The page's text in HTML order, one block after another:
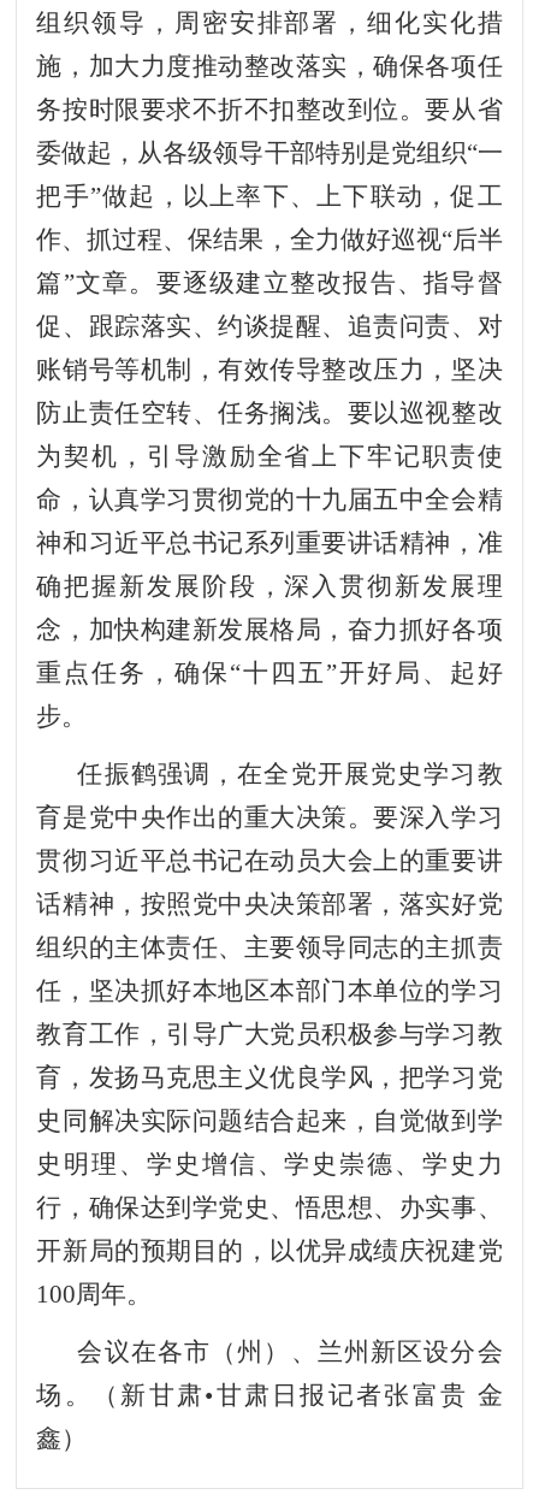
组织领导，周密安排部署，细化实化措
施，加大力度推动整改落实，确保各项任
务按时限要求不折不扣整改到位。要从省
委做起，从各级领导干部特别是党组织“一
把手”做起，以上率下、上下联动，促工
作、抓过程、保结果，全力做好巡视“后半
篇”文章。要逐级建立整改报告、指导督
促、跟踪落实、约谈提醒、追责问责、对
账销号等机制，有效传导整改压力，坚决
防止责任空转、任务搁浅。要以巡视整改
为契机，引导激励全省上下牢记职责使
命，认真学习贯彻党的十九届五中全会精
神和习近平总书记系列重要讲话精神，准
确把握新发展阶段，深入贯彻新发展理
念，加快构建新发展格局，奋力抓好各项
重点任务，确保“十四五”开好局、起好
步。
任振鹤强调，在全党开展党史学习教
育是党中央作出的重大决策。要深入学习
贯彻习近平总书记在动员大会上的重要讲
话精神，按照党中央决策部署，落实好党
组织的主体责任、主要领导同志的主抓责
任，坚决抓好本地区本部门本单位的学习
教育工作，引导广大党员积极参与学习教
育，发扬马克思主义优良学风，把学习党
史同解决实际问题结合起来，自觉做到学
史明理、学史增信、学史崇德、学史力
行，确保达到学党史、悟思想、办实事、
开新局的预期目的，以优异成绩庆祝建党
100周年。
会议在各市（州）、兰州新区设分会
场。
（新甘肃•甘肃日报记者张富贵 金
鑫）